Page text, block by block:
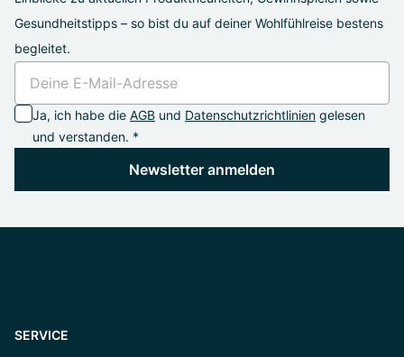
Gesundheitstipps – so bist du auf deiner Wohlfühlreise bestens
begleitet.
Ja, ich habe die AGB und Datenschutzrichtlinien gelesen
und verstanden. *
Newsletter anmelden
SERVICE